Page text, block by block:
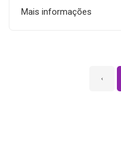
Mais informações
‹